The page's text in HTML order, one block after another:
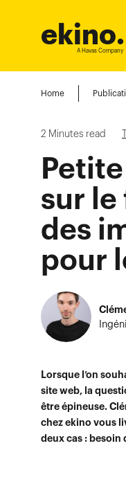
ekino.
A Havas Company
Home
2 Minutes read
sur
des
pour
Lorsque l’on
site web, la
être épineuse.
chez ekino vous
deux cas :